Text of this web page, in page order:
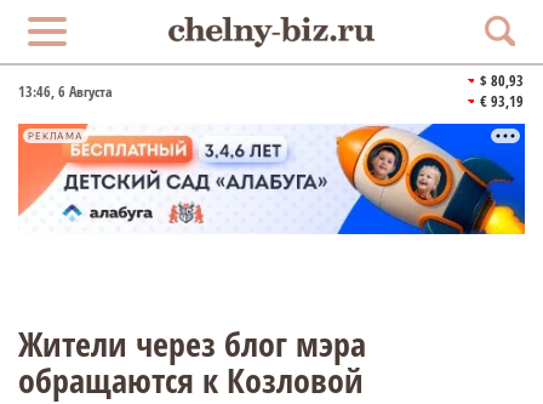
13:46, 6 Августа
$ 80,93
€ 93,19
РЕКЛАМА
Жители через блог мэра
обращаются к Козловой